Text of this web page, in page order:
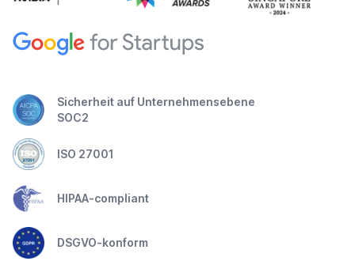
Sicherheit auf Unternehmensebene
SOC2
ISO 27001
HIPAA-compliant
DSGVO-konform